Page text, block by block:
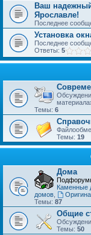
Ваш
Ярославле!
Последнее
Установка
Последнее
Ответы: 5
Темы: 6
Темы: 19
Дома
Каменные
домов
Темы: 87
Общие
Темы: 50